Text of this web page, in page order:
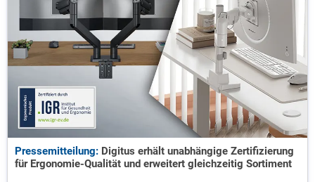
Pressemitteilung: Digitus erhält unabhängige Zertifizierung
für Ergonomie-Qualität und erweitert gleichzeitig Sortiment